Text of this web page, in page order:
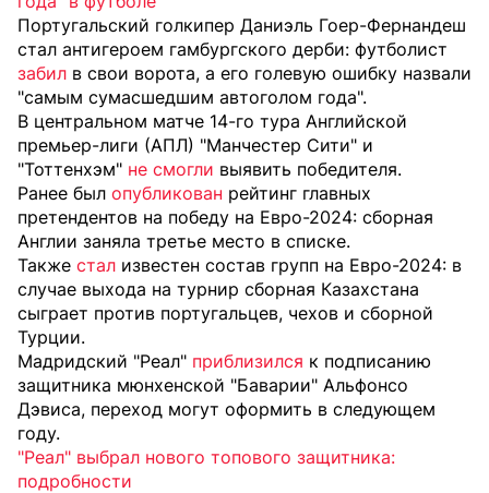
Португальский голкипер Даниэль Гоер-Фернандеш
стал антигероем гамбургского дерби: футболист
забил в свои ворота, а его голевую ошибку назвали
"самым сумасшедшим автоголом года".
В центральном матче 14-го тура Английской
премьер-лиги (АПЛ) "Манчестер Сити" и
"Тоттенхэм" не смогли выявить победителя.
Ранее был опубликован рейтинг главных
претендентов на победу на Евро-2024: сборная
Англии заняла третье место в списке.
Также стал известен состав групп на Евро-2024: в
случае выхода на турнир сборная Казахстана
сыграет против португальцев, чехов и сборной
Турции.
Мадридский "Реал" приблизился к подписанию
защитника мюнхенской "Баварии" Альфонсо
Дэвиса, переход могут оформить в следующем
году.
"Реал" выбрал нового топового защитника:
подробности